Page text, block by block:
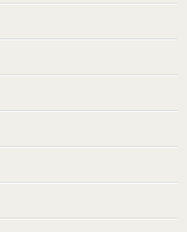
am
Diese Meldung lesen »
und